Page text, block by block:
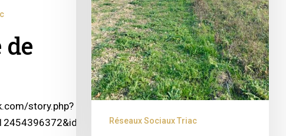
story.php?
Réseaux Sociaux Triac